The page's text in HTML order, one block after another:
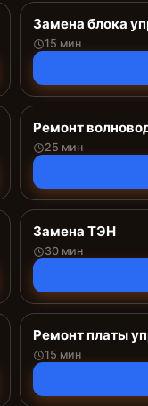
Замена блока
15 мин
Ремонт
25 мин
Замена ТЭН
30 мин
Ремонт платы
15 мин